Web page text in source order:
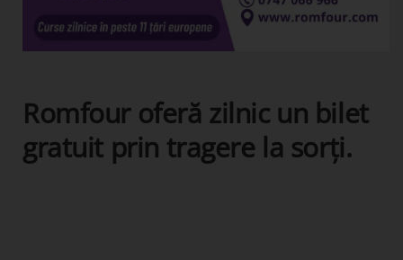
Romfour oferă zilnic un bilet
gratuit prin tragere la sorți.